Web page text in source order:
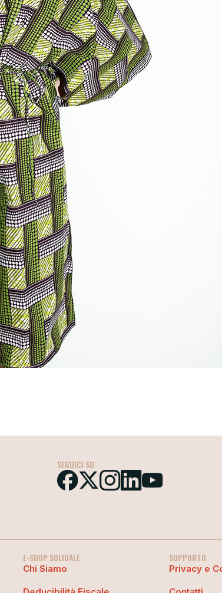
SEGUICI SU
E-SHOP SOLIDALE
Chi Siamo
SUPPORTO
Privacy e